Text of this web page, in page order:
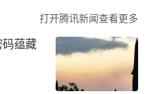
打开腾讯新闻查看更多
码蕴藏